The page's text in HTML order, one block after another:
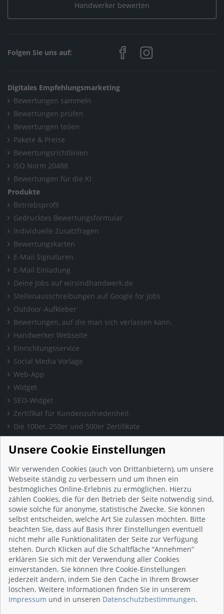
Handwerker bewerten
Folgen Sie uns auf:
Digitales Empfehlungsmarketing
Bewertungen sammeln
Bewertungen prüfen
Bewertungen teilen
Pakete & Preise
Bewertungsrichtlinien
ISO Norm 20488
Bewertungen für die KI
Produkte
Betriebsprofil
Gedrucktes Bewertungsformular
Individuelle Zusatzfragen
Bewertungskarten
E-Mail Signaturen
E-Mail Einladung
Deine Jobs auf wirsindhandwerk.de
Stellenausschreibungen auf Google for Jobs
Outdoor-Aufkleber
Bewertungen, auf die man sich verlassen kann.
Handwerker Webseite
Einrichtungsservice
Social Media Vorlage
Web-App
Widget
SEO-Widget
Zertifikat für Kundenzufriedenheit
Die 100er, 250er und 500er Zertifikate
Presse & Wissen
Presse und Informationen
Blog
Häufig gestellte Fragen (FAQ)
Studie: Digitalisierungsbarometer
Initiative gegen Fake-Bewertungen
Kunden Informationen
Beratungsgespräch vereinbaren
Impressum
Datenschutz
AGB
Nutzungsbedingungen
Kontakt
Unsere Cookie Einstellungen
Wir verwenden Cookies (auch von Drittanbietern), um unsere
Webseite ständig zu verbessern und um Ihnen ein
bestmögliches Online-Erlebnis zu ermöglichen. Hierzu
zählen Cookies, die für den Betrieb der Seite notwendig sind,
sowie solche für anonyme, statistische Zwecke. Sie können
selbst entscheiden, welche Art Sie zulassen möchten. Bitte
beachten Sie, dass auf Basis Ihrer Einstellungen eventuell
nicht mehr alle Funktionalitäten der Seite zur Verfügung
stehen. Durch Klicken auf die Schaltfläche “Annehmen”
erklären Sie sich mit der Verwendung aller Cookies
einverstanden. Sie können Ihre Cookie-Einstellungen
jederzeit ändern, indem Sie den Cache in Ihrem Browser
löschen. Weitere Informationen finden Sie in unserem
Impressum und in unseren Datenschutzbestimmungen.